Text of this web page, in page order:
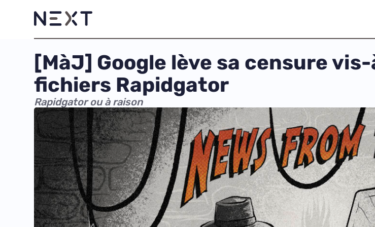
[MàJ] Google lève sa censure
fichiers Rapidgator
Rapidgator ou à raison